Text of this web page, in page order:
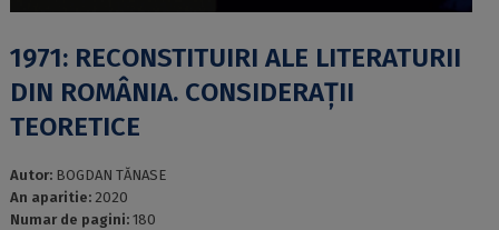
1971: RECONSTITUIRI ALE LITERATURII
DIN ROMÂNIA. CONSIDERAȚII
TEORETICE
Autor: BOGDAN TĂNASE
An aparitie: 2020
Numar de pagini: 180